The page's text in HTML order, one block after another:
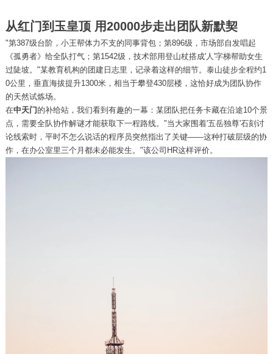
从红门到玉皇顶 用20000步走出团队新默契
"第387级台阶，小王帮体力不支的同事背包；第896级，市场部自发唱起
《孤勇者》给全队打气；第1542级，技术部用登山杖搭成'人'字梯帮助女生
过陡坡。"某教育机构的团建日志里，记录着这样的细节。泰山徒步全程约1
0公里，垂直海拔提升1300米，相当于攀登430层楼，这恰好成为团队协作
的天然试炼场。
在中天门 的补给站，我们看到有趣的一幕：某团队把任务卡藏在沿途10个景
点，需要全队协作解谜才能获取下一程路线。"当大家围着'五岳独尊'石刻讨
论线索时，平时不怎么说话的程序员突然指出了关键——这种打破层级的协
作，在办公室里三个月都未必能发生。"该公司HR这样评价。